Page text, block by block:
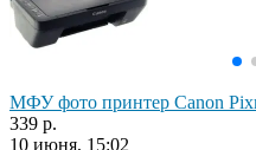
МФУ фото принтер Canon
339 р.
10 июня, 15:02